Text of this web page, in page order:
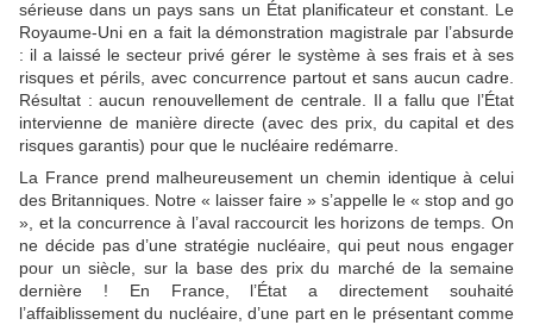
sérieuse dans un pays sans un État planificateur et constant. Le
Royaume-Uni en a fait la démonstration magistrale par l’absurde
: il a laissé le secteur privé gérer le système à ses frais et à ses
risques et périls, avec concurrence partout et sans aucun cadre.
Résultat : aucun renouvellement de centrale. Il a fallu que l’État
intervienne de manière directe (avec des prix, du capital et des
risques garantis) pour que le nucléaire redémarre.
La France prend malheureusement un chemin identique à celui
des Britanniques. Notre « laisser faire » s’appelle le « stop and go
», et la concurrence à l’aval raccourcit les horizons de temps. On
ne décide pas d’une stratégie nucléaire, qui peut nous engager
pour un siècle, sur la base des prix du marché de la semaine
dernière ! En France, l’État a directement souhaité
l’affaiblissement du nucléaire, d’une part en le présentant comme